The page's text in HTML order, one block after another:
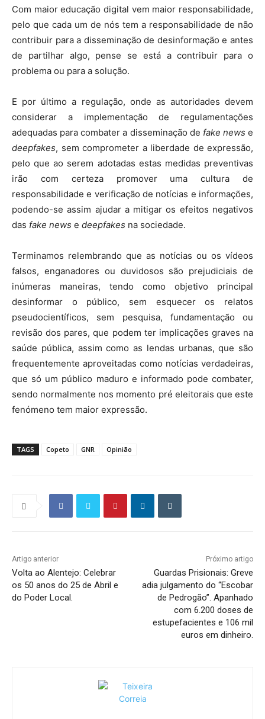
Com maior educação digital vem maior responsabilidade,
pelo que cada um de nós tem a responsabilidade de não
contribuir para a disseminação de desinformação e antes
de partilhar algo, pense se está a contribuir para o
problema ou para a solução.
E por último a regulação, onde as autoridades devem
considerar a implementação de regulamentações
adequadas para combater a disseminação de fake news e
deepfakes, sem comprometer a liberdade de expressão,
pelo que ao serem adotadas estas medidas preventivas
irão com certeza promover uma cultura de
responsabilidade e verificação de notícias e informações,
podendo-se assim ajudar a mitigar os efeitos negativos
das fake news e deepfakes na sociedade.
Terminamos relembrando que as notícias ou os vídeos
falsos, enganadores ou duvidosos são prejudiciais de
inúmeras maneiras, tendo como objetivo principal
desinformar o público, sem esquecer os relatos
pseudocientíficos, sem pesquisa, fundamentação ou
revisão dos pares, que podem ter implicações graves na
saúde pública, assim como as lendas urbanas, que são
frequentemente aproveitadas como notícias verdadeiras,
que só um público maduro e informado pode combater,
sendo normalmente nos momento pré eleitorais que este
fenómeno tem maior expressão.
TAGS Copeto GNR Opinião
Artigo anterior
Volta ao Alentejo: Celebrar
os 50 anos do 25 de Abril e
do Poder Local.
Próximo artigo
Guardas Prisionais: Greve
adia julgamento do “Escobar
de Pedrogão”. Apanhado
com 6.200 doses de
estupefacientes e 106 mil
euros em dinheiro.